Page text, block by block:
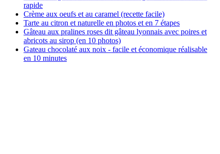
rapide
Crème aux oeufs et au caramel (recette facile)
Tarte au citron et naturelle en photos et en 7 étapes
Gâteau aux pralines roses dit gâteau lyonnais avec poires et
abricots au sirop (en 10 photos)
Gateau chocolaté aux noix - facile et économique réalisable
en 10 minutes